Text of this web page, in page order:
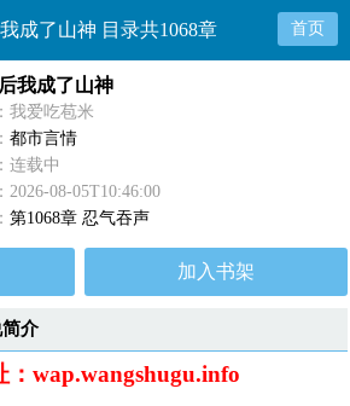
成了山神 目录共1068章 首页
我成了山神
我爱吃苞米
都市言情
连载中
2026-08-05T10:46:00
第1068章 忍气吞声
加入书架
介
：wap.wangshugu.info